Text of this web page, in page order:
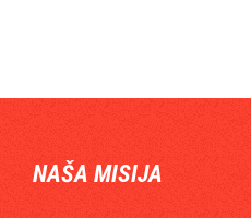
NAŠA MISIJA